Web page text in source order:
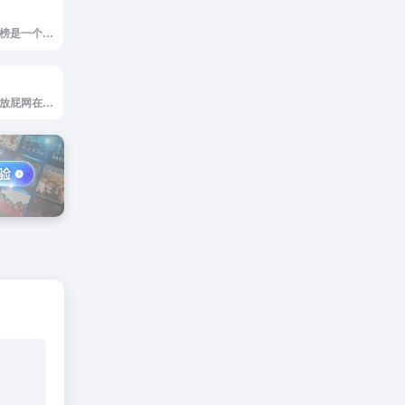
音乐榜官网，音乐榜是一个提供免费无损音乐和MP3歌曲下载的网站，旨在为音乐爱好者创建一个交流与分享资源的空间。该平台没有广告干扰，也不需要用户登录即可使用。
放屁音乐网官网，放屁网在线音乐搜索，可以在线免费下载全网MP3付费歌曲，流行音乐，经典老歌等。曲库完整，更新迅速，试听流畅，支持高品质|无损音质